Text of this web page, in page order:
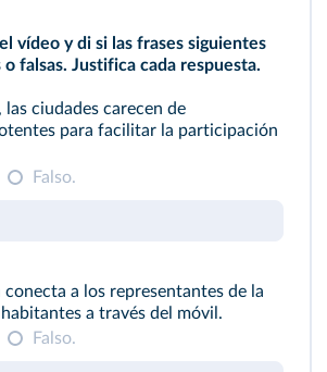
vídeo y di si las frases siguientes
falsas. Justifica cada respuesta.
ciudades carecen de
para facilitar la participación
Falso.
conecta a los representantes de la
a través del móvil.
Falso.